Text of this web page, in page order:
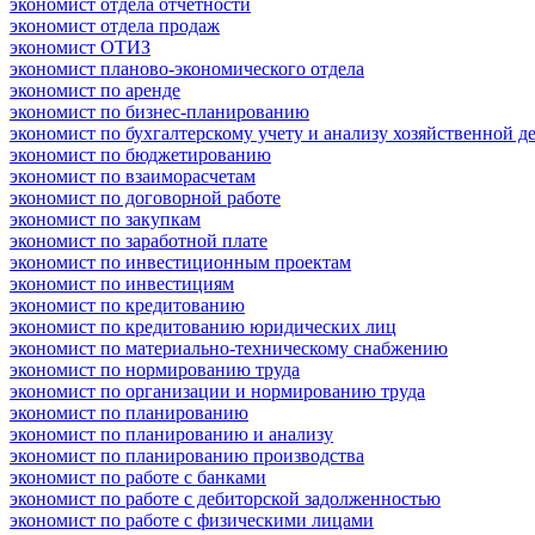
экономист отдела продаж
экономист ОТИЗ
экономист планово-экономического отдела
экономист по аренде
экономист по бизнес-планированию
экономист по бухгалтерскому учету и анализу хозяйственной
экономист по бюджетированию
экономист по взаиморасчетам
экономист по договорной работе
экономист по закупкам
экономист по заработной плате
экономист по инвестиционным проектам
экономист по инвестициям
экономист по кредитованию
экономист по кредитованию юридических лиц
экономист по материально-техническому снабжению
экономист по нормированию труда
экономист по организации и нормированию труда
экономист по планированию
экономист по планированию и анализу
экономист по планированию производства
экономист по работе с банками
экономист по работе с дебиторской задолженностью
экономист по работе с физическими лицами